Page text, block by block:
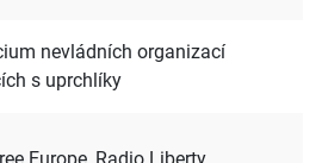
nevládních organizací
s uprchlíky